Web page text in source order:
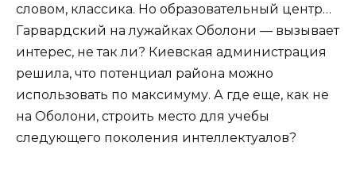
словом, классика. Но образовательный центр…
Гарвардский на лужайках Оболони — вызывает
интерес, не так ли? Киевская администрация
решила, что потенциал района можно
использовать по максимуму. А где еще, как не
на Оболони, строить место для учебы
следующего поколения интеллектуалов?